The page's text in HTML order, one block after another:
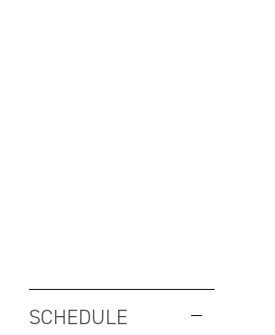
SCHEDULE